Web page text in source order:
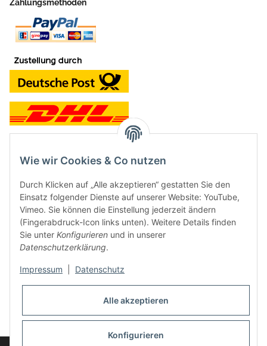
Zahlungsmethoden
Neben dem Onlineshop haben wir ein Ladengeschäft in Hütten:
Frontline Games
Färbereiweg 3A
24358 Hütten
Oder mit Terminvereinbarung
info@frontlinegames.de
Wie wir Cookies & Co nutzen
Durch Klicken auf „Alle akzeptieren“ gestatten Sie den
Einsatz folgender Dienste auf unserer Website: YouTube,
Vimeo. Sie können die Einstellung jederzeit ändern
(Fingerabdruck-Icon links unten). Weitere Details finden
Sie unter Konfigurieren und in unserer
Datenschutzerklärung.
Impressum Datenschutz
Alle akzeptieren
Konfigurieren